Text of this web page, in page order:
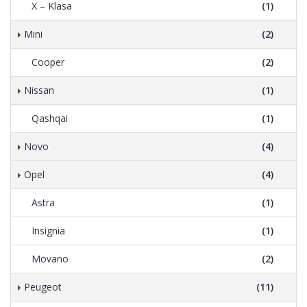
X – Klasa (1)
Mini (2)
Cooper (2)
Nissan (1)
Qashqai (1)
Novo (4)
Opel (4)
Astra (1)
Insignia (1)
Movano (2)
Peugeot (11)